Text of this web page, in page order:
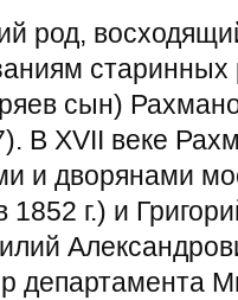
род,
сын)
В XVII веке
и дворянами
г.) и
департамента